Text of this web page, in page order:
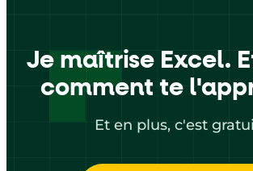
Je maîtrise Excel.
comment te
Et en plus, c'est